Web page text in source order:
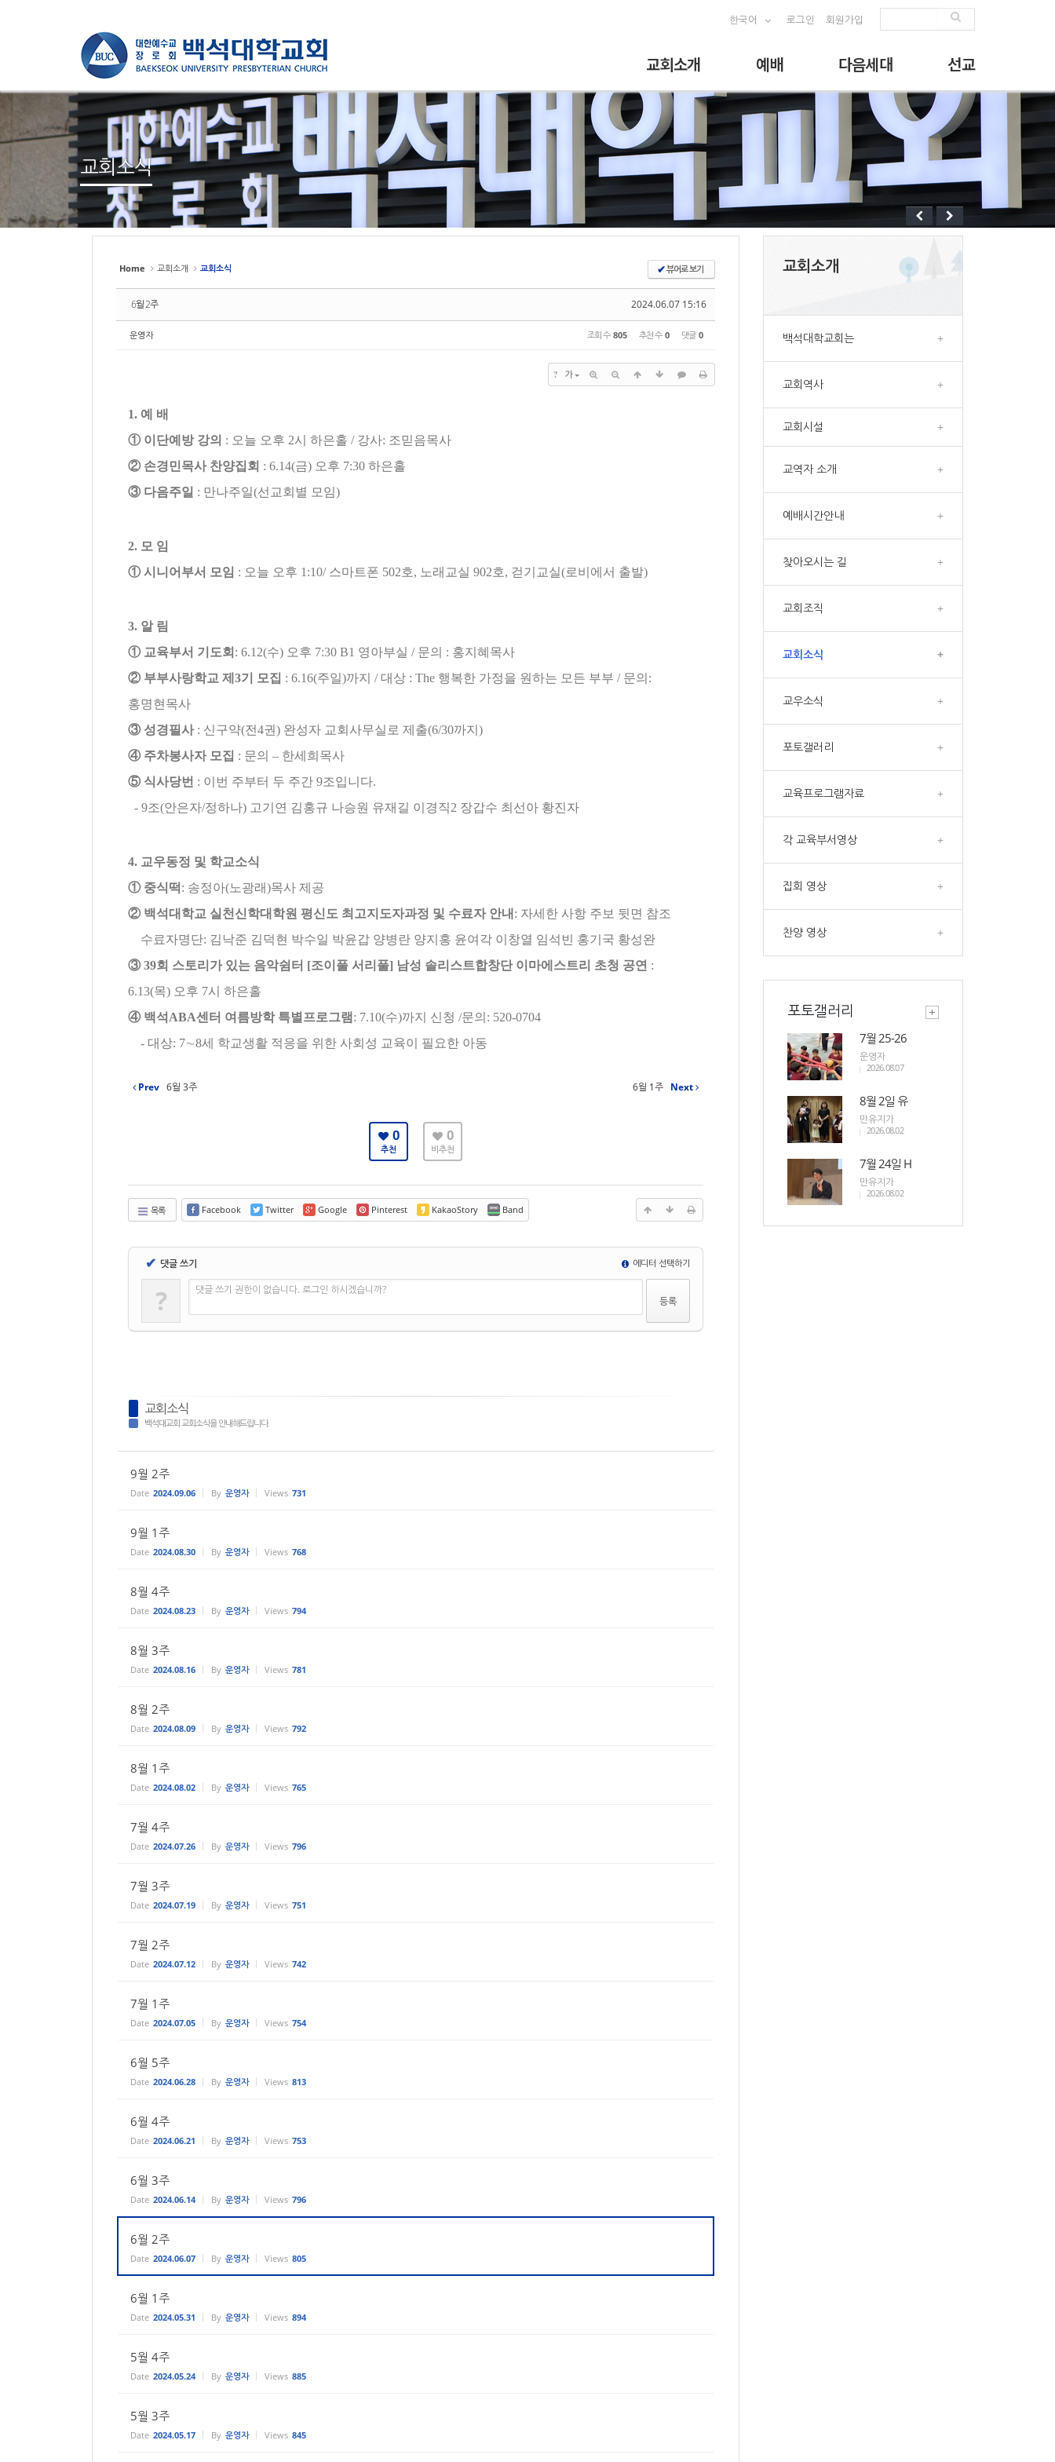
한국어 로그인 회원가입
교회소개 예배 다음세대 선교
교회소식
Home 교회소개 교회소식 ✔뷰어로 보기
2024.06.07 15:16
6월 2주
운영자 조회 수 805 추천 수 0 댓글 0
? 가
1. 예 배
① 이단예방 강의 : 오늘 오후 2시 하은홀 / 강사: 조믿음목사
② 손경민목사 찬양집회 : 6.14(금) 오후 7:30 하은홀
③ 다음주일 : 만나주일(선교회별 모임)
2. 모 임
① 시니어부서 모임 : 오늘 오후 1:10/ 스마트폰 502호, 노래교실 902호, 걷기교실(로비에서 출발)
3. 알 림
① 교육부서 기도회 : 6.12(수) 오후 7:30 B1 영아부실 / 문의 : 홍지혜목사
② 부부사랑학교 제 3기 모집 : 6.16(주일)까지 /대상 : The 행복한 가정을 원하는 모든 부부 / 문의 :
홍명현목사
③ 성경필사 : 신구약(전4권) 완성자 교회사무실로 제출(6/30까지 )
④ 주차봉사자 모집 : 문의 – 한세희목사
⑤ 식사당번 : 이번 주부터 두 주간 9조입니다.
- 9조(안은자/정하나) 고기연 김홍규 나승원 유재길 이경직2 장갑수 최선아 황진자
4. 교우동정 및 학교소식
① 중식떡 : 송정아(노광래)목사 제공
② 백석대학교 실천신학대학원 평신도 최고지도자과정 및 수료자 안내 : 자세한 사항 주보 뒷면 참조
수료자명단: 김낙준 김덕현 박수일 박윤갑 양병란 양지홍 윤여각 이창열 임석빈 홍기국 황성완
③ 39회 스토리가 있는 음악쉼터 [조이풀 서리풀] 남성 솔리스트합창단 이마에스트리 초청 공연 :
6.13(목) 오후 7시 하은홀
④ 백석 ABA센터 여름방학 특별프로그램 : 7.10(수)까지 신청 /문의 : 520-0704
- 대상: 7∼8세 학교생활 적응을 위한 사회성 교육이 필요한 아동
Prev 6월 3주 6월 1주 Next
0
추천
0
비추천
목록 Facebook Twitter Google Pinterest KakaoStory Band
✔ 댓글 쓰기 에디터 선택하기
? 댓글 쓰기 권한이 없습니다. 로그인 하시겠습니까?
교회소식
백석대교회 교회소식을 안내해드립니다.
9월 2주
Date 2024.09.06 By 운영자 Views 731
9월 1주
Date 2024.08.30 By 운영자 Views 768
8월 4주
Date 2024.08.23 By 운영자 Views 794
8월 3주
Date 2024.08.16 By 운영자 Views 781
8월 2주
Date 2024.08.09 By 운영자 Views 792
8월 1주
Date 2024.08.02 By 운영자 Views 765
7월 4주
Date 2024.07.26 By 운영자 Views 796
7월 3주
Date 2024.07.19 By 운영자 Views 751
7월 2주
Date 2024.07.12 By 운영자 Views 742
7월 1주
Date 2024.07.05 By 운영자 Views 754
6월 5주
Date 2024.06.28 By 운영자 Views 813
6월 4주
Date 2024.06.21 By 운영자 Views 753
6월 3주
Date 2024.06.14 By 운영자 Views 796
6월 2주
Date 2024.06.07 By 운영자 Views 805
6월 1주
Date 2024.05.31 By 운영자 Views 894
5월 4주
Date 2024.05.24 By 운영자 Views 885
5월 3주
Date 2024.05.17 By 운영자 Views 845
교회소개
백석대학교회는 +
교회역사 +
교회시설 +
교역자 소개 +
예배시간안내 +
찾아오시는 길 +
교회조직 +
교회소식 +
교우소식 +
포토갤러리 +
교육프로그램자료 +
각 교육부서영상 +
집회 영상 +
찬양 영상 +
포토갤러리
7월 25-26
운영자
2026.08.07
8월 2일 유
만유지가
2026.08.02
7월 24일 H
만유지가
2026.08.02
스케치북5
Sketchbook5,
스케치북5
스케치북5
Sketchbook5,
스케치북5